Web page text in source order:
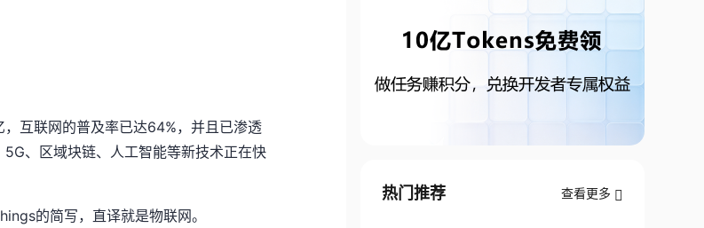
，互联网的普及率已达64%，并且已渗透
5G、区域块链、人工智能等新技术正在快
的简写，直译就是物联网。
热门推荐 查看更多